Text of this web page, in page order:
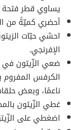
يساوي قطر فتحة
أحضري كميّةً من
احشي حبّات
الإفرنجي.
ضعي الزّيتون في
الكرفس المفروم
ناعمًا، وبعض
غطي الزّيتون
اضغطي على